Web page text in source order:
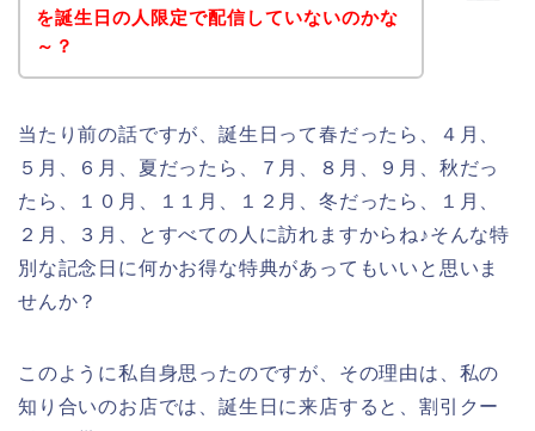
を誕生日の人限定で配信していないのかな
～？
当たり前の話ですが、誕生日って春だったら、４月、
５月、６月、夏だったら、７月、８月、９月、秋だっ
たら、１０月、１１月、１２月、冬だったら、１月、
２月、３月、とすべての人に訪れますからね♪そんな特
別な記念日に何かお得な特典があってもいいと思いま
せんか？
このように私自身思ったのですが、その理由は、私の
知り合いのお店では、誕生日に来店すると、割引クー